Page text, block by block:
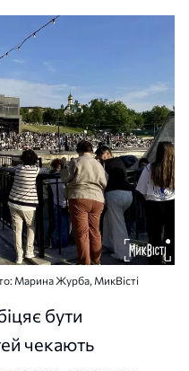
Марина Журба, МикВісті
бути
чекають